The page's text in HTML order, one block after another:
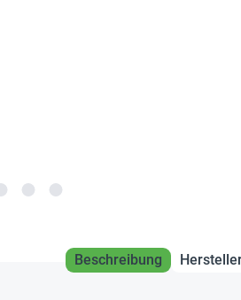
Beschreibung